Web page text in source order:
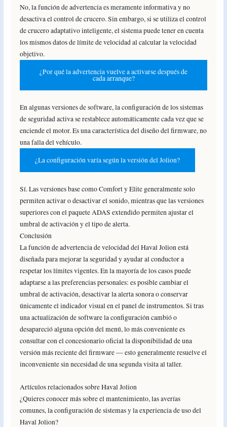
No, la función de advertencia es meramente informativa y no
desactiva el control de crucero. Sin embargo, si se utiliza el control
de crucero adaptativo inteligente, el sistema puede tener en cuenta
los mismos datos de límite de velocidad al calcular la velocidad
objetivo.
¿Por qué la advertencia vuelve a activarse después de
cada arranque?
En algunas versiones de software, la configuración de los sistemas
de seguridad activa se restablece automáticamente cada vez que se
enciende el motor. Es una característica del diseño del firmware, no
una falla del vehículo.
¿La configuración varía según la versión del Jolion?
Sí. Las versiones base como Comfort y Elite generalmente solo
permiten activar o desactivar el sonido, mientras que las versiones
superiores con el paquete ADAS extendido permiten ajustar el
umbral de activación y el tipo de alerta.
Conclusión
La función de advertencia de velocidad del Haval Jolion está
diseñada para mejorar la seguridad y ayudar al conductor a
respetar los límites vigentes. En la mayoría de los casos puede
adaptarse a las preferencias personales: es posible cambiar el
umbral de activación, desactivar la alerta sonora o conservar
únicamente el indicador visual en el panel de instrumentos. Si tras
una actualización de software la configuración cambió o
desapareció alguna opción del menú, lo más conveniente es
consultar con el concesionario oficial la disponibilidad de una
versión más reciente del firmware — esto generalmente resuelve el
inconveniente sin necesidad de una segunda visita al taller.
Artículos relacionados sobre Haval Jolion
¿Quieres conocer más sobre el mantenimiento, las averías
comunes, la configuración de sistemas y la experiencia de uso del
Haval Jolion?